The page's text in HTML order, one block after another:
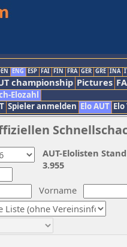
ENG ESP FAI FIN FRA GER GRE INA
championship Pictures
Elozahl
Spieler anmelden Elo AUT
Vorname
AUT-Elolisten
3.955